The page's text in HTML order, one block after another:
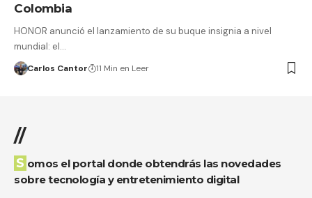
Colombia
HONOR anunció el lanzamiento de su buque insignia a nivel
mundial: el…
Carlos Cantor 11 Min en Leer
//
Somos el portal donde obtendrás las novedades
sobre tecnología y entretenimiento digital